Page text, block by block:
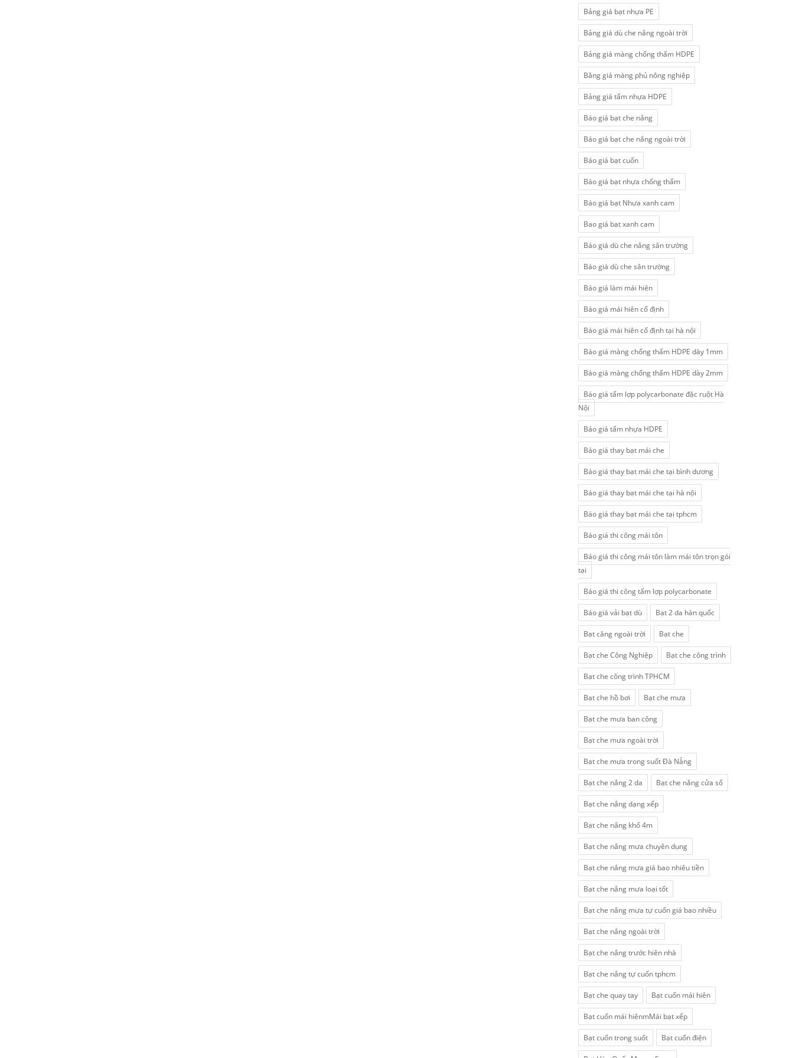
Bảng giá bạt nhựa PE
Bảng giá dù che nắng ngoài trời
Bảng giá màng chống thấm HDPE
Bằng giá màng phủ nông nghiệp
Bảng giá tấm nhựa HDPE
Báo giá bạt che nắng
Báo giá bạt che nắng ngoài trời
Báo giá bạt cuốn
Báo giá bạt nhựa chống thấm
Báo giá bạt Nhựa xanh cam
Bao giá bạt xanh cam
Báo giá dù che nắng sân trường
Báo giá dù che sân trường
Báo giá làm mái hiên
Báo giá mái hiên cố định
Báo giá mái hiên cố định tại hà nội
Báo giá màng chống thấm HDPE dày 1mm
Báo giá màng chống thấm HDPE dày 2mm
Báo giá tấm lợp polycarbonate đặc ruột Hà
Nội
Báo giá tấm nhựa HDPE
Báo giá thay bạt mái che
Báo giá thay bạt mái che tại bình dương
Báo giá thay bạt mái che tại hà nội
Báo giá thay bạt mái che tại tphcm
Báo giá thi công mái tôn
Báo giá thi công mái tôn làm mái tôn trọn gói
tại
Báo giá thi công tấm lợp polycarbonate
Báo giá vải bạt dù Bạt 2 da hàn quốc
Bạt căng ngoài trời Bạt che
Bạt che Công Nghiệp Bạt che công trình
Bạt che công trình TPHCM
Bạt che hồ bơi Bạt che mưa
Bạt che mưa ban công
Bạt che mưa ngoài trời
Bạt che mưa trong suốt Đà Nẵng
Bạt che nắng 2 da Bạt che nắng cửa sổ
Bạt che nắng dạng xếp
Bạt che nắng khổ 4m
Bạt che nắng mưa chuyên dụng
Bạt che nắng mưa giá bao nhiêu tiền
Bạt che nắng mưa loại tốt
Bạt che nắng mưa tự cuốn giá bao nhiều
Bạt che nắng ngoài trời
Bạt che nắng trước hiên nhà
Bạt che nắng tự cuốn tphcm
Bạt che quay tay Bạt cuốn mái hiên
Bạt cuốn mái hiênmMái bạt xếp
Bạt cuốn trong suốt Bạt cuốn điện